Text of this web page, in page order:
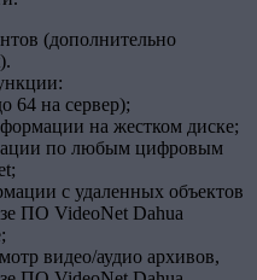
(дополнительно
64 на сервер);
на жестком диске;
по любым цифровым
с удаленных объектов
ПО VideoNet Dahua
видео/аудио архивов,